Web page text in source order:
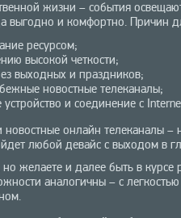
жизни – события
выгодно и комфортно. Причин
ресурсом;
высокой четкости;
выходных и праздников;
новостные телеканалы;
и соединение с
онлайн телеканалы
любой девайс с выходом в
желаете и далее быть в
аналогичны – с